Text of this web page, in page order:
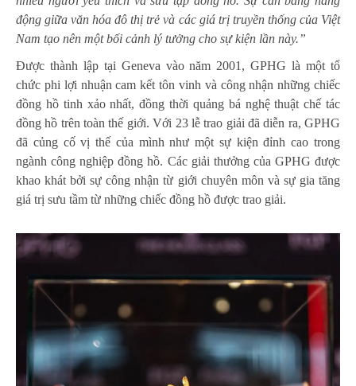
động giữa văn hóa đô thị trẻ và các giá trị truyền thống của Việt
Nam tạo nên một bối cảnh lý tưởng cho sự kiện lần này.”
Được thành lập tại Geneva vào năm 2001, GPHG là một tổ
chức phi lợi nhuận cam kết tôn vinh và công nhận những chiếc
đồng hồ tinh xảo nhất, đồng thời quảng bá nghệ thuật chế tác
đồng hồ trên toàn thế giới. Với 23 lễ trao giải đã diễn ra, GPHG
đã củng cố vị thế của mình như một sự kiện đỉnh cao trong
ngành công nghiệp đồng hồ. Các giải thưởng của GPHG được
khao khát bởi sự công nhận từ giới chuyên môn và sự gia tăng
giá trị sưu tầm từ những chiếc đồng hồ được trao giải.